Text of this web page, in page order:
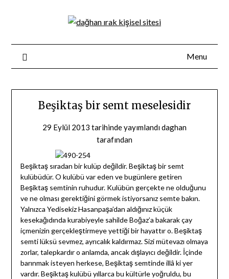
Menu
Beşiktaş bir semt meselesidir
29 Eylül 2013 tarihinde yayımlandıdaghan
tarafından
Beşiktaş sıradan bir kulüp değildir. Beşiktaş bir semt
kulübüdür. O kulübü var eden ve bugünlere getiren
Beşiktaş semtinin ruhudur. Kulübün gerçekte ne olduğunu
ve ne olması gerektiğini görmek istiyorsanız semte bakın.
Yalnızca Yedisekiz Hasanpaşa’dan aldığınız küçük
kesekağıdında kurabiyeyle sahilde Boğaz’a bakarak çay
içmenizin gerçekleştirmeye yettiği bir hayattır o. Beşiktaş
semti lüksü sevmez, ayrıcalık kaldırmaz. Sizi mütevazı olmaya
zorlar, talepkardır o anlamda, ancak dışlayıcı değildir. İçinde
barınmak isteyen herkese, Beşiktaş semtinde illâ ki yer
vardır. Beşiktaş kulübü yıllarca bu kültürle yoğruldu, bu